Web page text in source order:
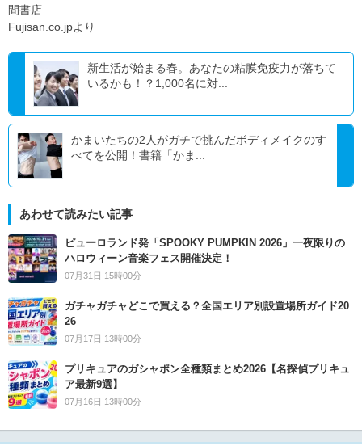
間書店
Fujisan.co.jpより
新生活が始まる春。あなたの粘膜免疫力が落ちて
いるかも！？1,000名に対...
かまいたちの2人がガチで挑んだボディメイクのす
べてを公開！書籍「かま...
あわせて読みたい記事
ピューロランド発「SPOOKY PUMPKIN 2026」一夜限りの
ハロウィーン音楽フェス開催決定！
07月31日 15時00分
ガチャガチャどこで買える？全国エリア別設置場所ガイド20
26
07月17日 13時00分
プリキュアのガシャポン全種類まとめ2026【名探偵プリキュ
ア最新9選】
07月16日 13時00分